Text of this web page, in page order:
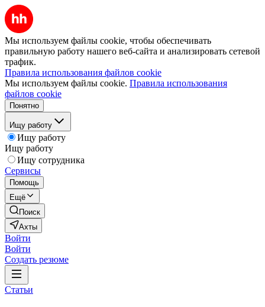
Мы используем файлы cookie, чтобы обеспечивать
правильную работу нашего веб-сайта и анализировать сетевой
трафик.
Правила использования файлов cookie
Мы используем файлы cookie. Правила использования
файлов cookie
Понятно
Ищу работу
Ищу работу
Ищу работу
Ищу сотрудника
Сервисы
Помощь
Ещё
Поиск
Ахты
Войти
Войти
Создать резюме
Статьи